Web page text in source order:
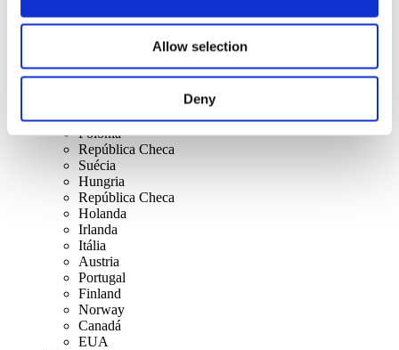
Allow selection
Deny
Reino Unido
Dinamarca
República da Irlanda
Polônia
República Checa
Suécia
Hungria
República Checa
Holanda
Irlanda
Itália
Austria
Portugal
Finland
Norway
Canadá
EUA